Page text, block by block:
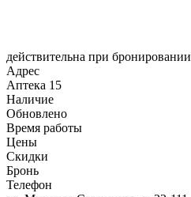
действительна при бронировании
Адрес
Аптека 15
Наличие
Обновлено
Время работы
Цены
Скидки
Бронь
Телефон